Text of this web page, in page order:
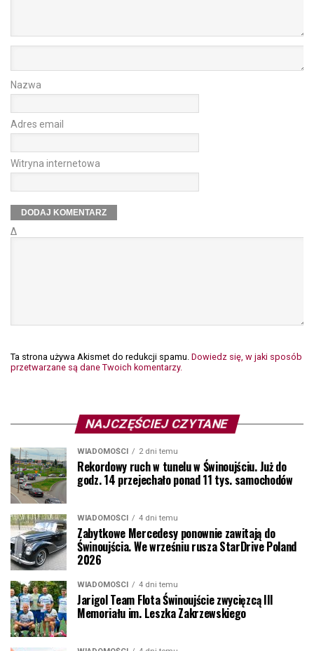
Nazwa
Adres email
Witryna internetowa
Δ
Ta strona używa Akismet do redukcji spamu. Dowiedz się, w jaki sposób
przetwarzane są dane Twoich komentarzy.
NAJCZĘŚCIEJ CZYTANE
WIADOMOŚCI 2 dni temu
Rekordowy ruch w tunelu w Świnoujściu. Już do
godz. 14 przejechało ponad 11 tys. samochodów
WIADOMOŚCI 4 dni temu
Zabytkowe Mercedesy ponownie zawitają do
Świnoujścia. We wrześniu rusza StarDrive Poland
2026
WIADOMOŚCI 4 dni temu
Jarigol Team Flota Świnoujście zwycięzcą III
Memoriału im. Leszka Zakrzewskiego